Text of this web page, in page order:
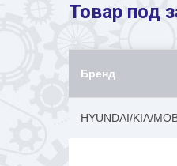
Товар под
Бренд
HYUNDAI/KIA/